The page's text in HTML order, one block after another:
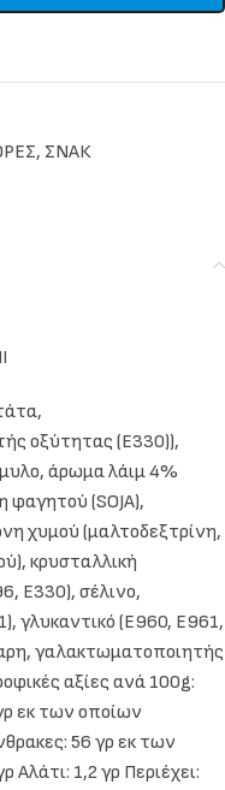
, ΣΝΑΚ
οξύτητας (E330)),
άρωμα λάιμ 4%
φαγητού (SOJA),
χυμού (μαλτοδεξτρίνη,
κρυσταλλική
E330), σέλινο,
γλυκαντικό (E960, E961,
γαλακτωματοποιητής
αξίες ανά 100g:
εκ των οποίων
56 γρ εκ των
1,2 γρ Περιέχει: